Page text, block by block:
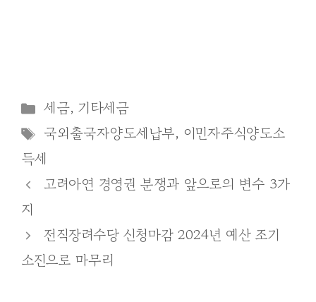
Categories
세금, 기타세금
Tags
국외출국자양도세납부, 이민자주식양도소
득세
고려아연 경영권 분쟁과 앞으로의 변수 3가
지
전직장려수당 신청마감 2024년 예산 조기
소진으로 마무리